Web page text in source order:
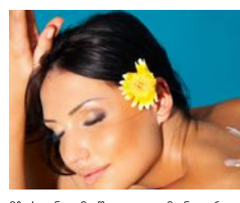
23:14 / 06-
რუსეთ-
ომის 18